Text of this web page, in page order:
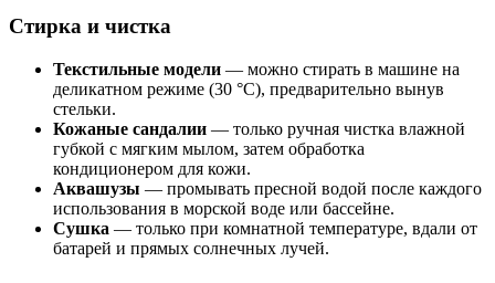
Стирка и чистка
Текстильные модели — можно стирать в машине на
деликатном режиме (30 °C), предварительно вынув
стельки.
Кожаные сандалии — только ручная чистка влажной
губкой с мягким мылом, затем обработка
кондиционером для кожи.
Аквашузы — промывать пресной водой после каждого
использования в морской воде или бассейне.
Сушка — только при комнатной температуре, вдали от
батарей и прямых солнечных лучей.